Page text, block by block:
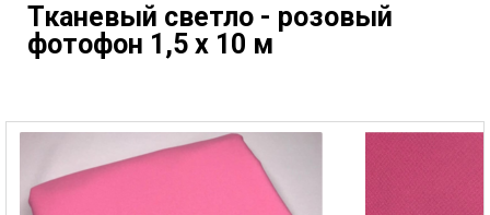
Тканевый светло - розовый
фотофон 1,5 х 10 м